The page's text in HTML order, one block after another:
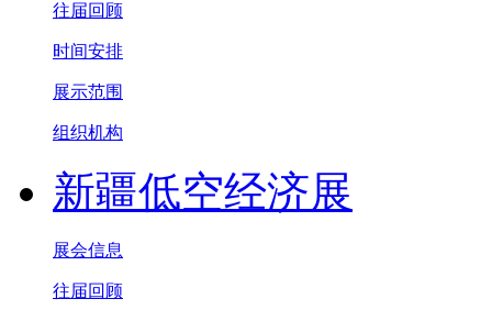
往届回顾
时间安排
展示范围
组织机构
新疆低空经济展
展会信息
往届回顾